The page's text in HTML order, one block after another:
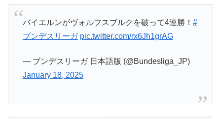
バイエルンがヴォルフスブルクを破って4連勝！ #
ブンデスリーガ pic.twitter.com/rx6Jh1grAG
— ブンデスリーガ 日本語版 (@Bundesliga_JP)
January 18, 2025